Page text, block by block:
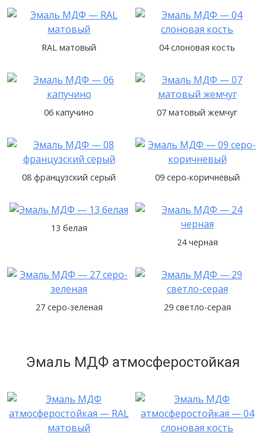
RAL матовый 04 слоновая кость
06 капучино 07 матовый жемчуг
08 французский серый 09 серо-коричневый
13 белая
24 черная
27 серо-зеленая 29 светло-серая
Эмаль МДФ атмосферостойкая